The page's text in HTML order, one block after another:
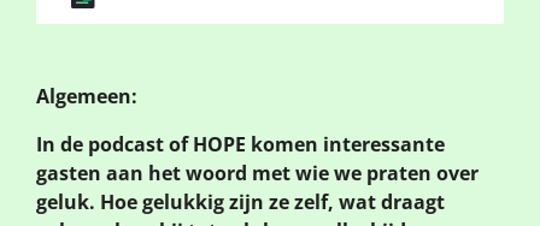
Algemeen:
In de podcast of HOPE komen interessante
gasten aan het woord met wie we praten over
geluk. Hoe gelukkig zijn ze zelf, wat draagt